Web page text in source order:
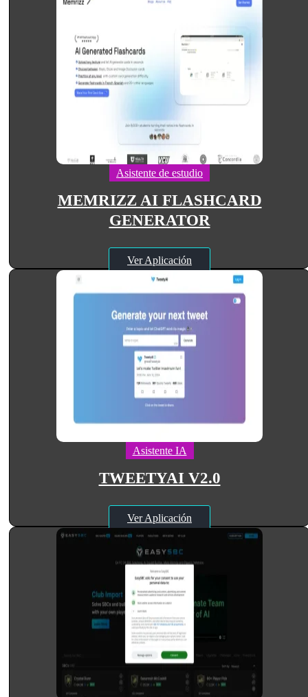
Asistente de estudio
MEMRIZZ AI FLASHCARD
GENERATOR
Ver Aplicación
Asistente IA
TWEETYAI V2.0
Ver Aplicación